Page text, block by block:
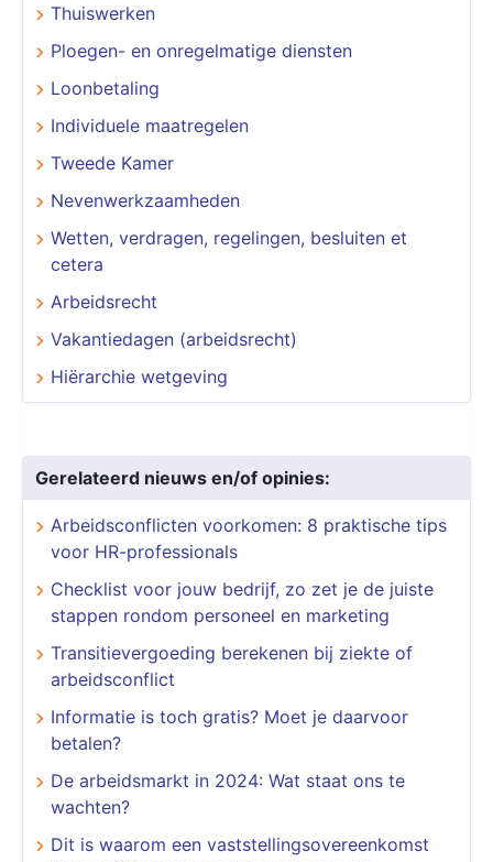
Thuiswerken
Ploegen- en onregelmatige diensten
Loonbetaling
Individuele maatregelen
Tweede Kamer
Nevenwerkzaamheden
Wetten, verdragen, regelingen, besluiten et
cetera
Arbeidsrecht
Vakantiedagen (arbeidsrecht)
Hiërarchie wetgeving
Gerelateerd nieuws en/of opinies:
Arbeidsconflicten voorkomen: 8 praktische tips
voor HR-professionals
Checklist voor jouw bedrijf, zo zet je de juiste
stappen rondom personeel en marketing
Transitievergoeding berekenen bij ziekte of
arbeidsconflict
Informatie is toch gratis? Moet je daarvoor
betalen?
De arbeidsmarkt in 2024: Wat staat ons te
wachten?
Dit is waarom een vaststellingsovereenkomst